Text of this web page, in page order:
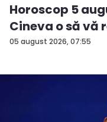
05 august 2026, 07:55
Horoscop 5
Cineva o să vă